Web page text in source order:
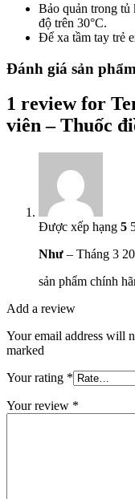
Bảo quản trong tủ
độ trên 30°C.
Để xa tầm tay trẻ
Đánh giá sản phẩm
1 review for
viên – Thuốc
Được xếp hạng 5
Như – Tháng 3
sản phẩm chính
Add a review
Your email address will
marked
Your rating *
Your review *